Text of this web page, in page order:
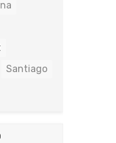
Santiago